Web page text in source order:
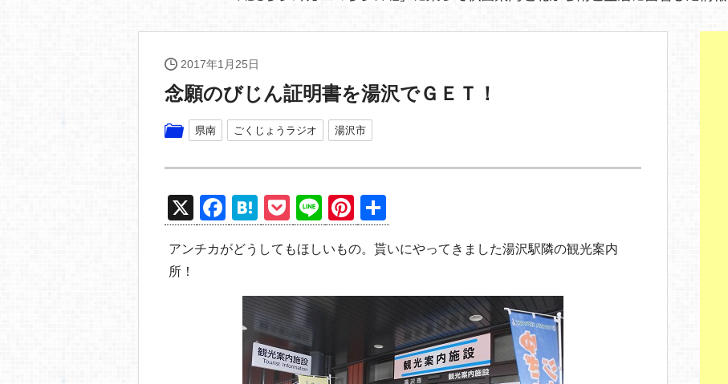
2017年1月25日
念願のびじん証明書を湯沢でＧＥＴ！
県南 ごくじょうラジオ 湯沢市
X
F
a
c
H
at
e
a
P
o
ck
Li
n
e
Pi
nt
er
有
アンチカがどうしてもほしいもの。貰いにやってきました湯沢駅隣の観光案内
所！